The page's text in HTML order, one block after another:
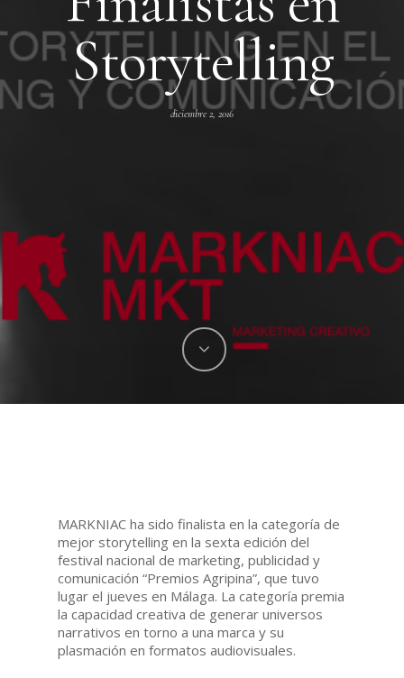
Storytelling
diciembre 2, 2016
MARKNIAC ha sido finalista en la categoría de
mejor storytelling en la sexta edición del
festival nacional de marketing, publicidad y
comunicación “Premios Agripina”, que tuvo
lugar el jueves en Málaga. La categoría premia
la capacidad creativa de generar universos
narrativos en torno a una marca y su
plasmación en formatos audiovisuales.